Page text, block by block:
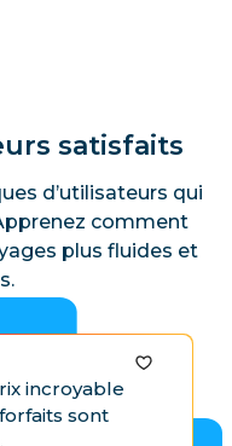
incroyable
sont
satisfaits
d’utilisateurs qui
comment
plus fluides et